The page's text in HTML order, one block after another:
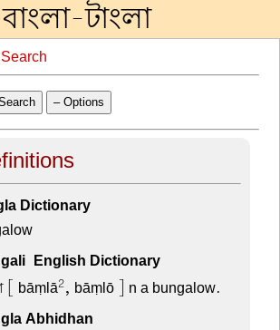
বাংলা-টাংলা
Search
– Options
Dictionary
English Dictionary
[ bāṃlā2, bāṃlō ] n a bungalow.
Abhidhan